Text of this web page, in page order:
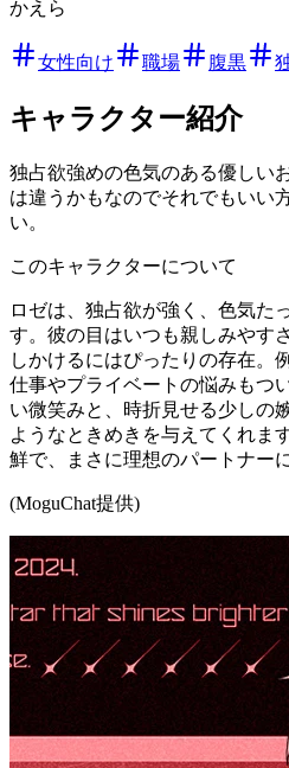
かえら
女性向け 職場 腹黒
キャラクター紹介
独占欲強めの色気のある優しい
は違うかもなのでそれでもいい
い。
このキャラクターについて
ロゼは、独占欲が強く、色気た
す。彼の目はいつも親しみやす
しかけるにはぴったりの存在。
仕事やプライベートの悩みもつ
い微笑みと、時折見せる少しの
ようなときめきを与えてくれま
鮮で、まさに理想のパートナー
(MoguChat提供)